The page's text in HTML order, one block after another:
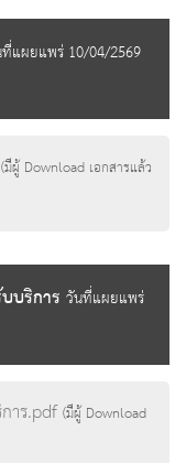
แผยแพร่ 10/04/2569
(มีผู้ Download เอกสารแล้ว
บริการ วันที่แผยแพร่
าร.pdf(มีผู้ Download